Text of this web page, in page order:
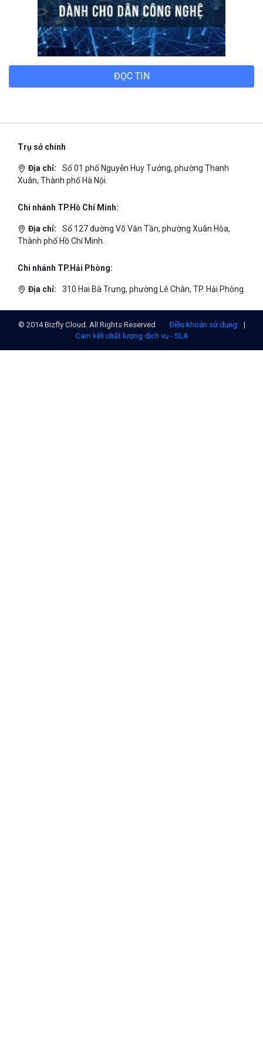
ĐỌC TIN
Trụ sở chính
Địa chỉ:
Số 01 phố Nguyễn Huy Tưởng, phường Thanh
Xuân, Thành phố Hà Nội.
Chi nhánh TP.Hồ Chí Minh:
Địa chỉ:
Số 127 đường Võ Văn Tần, phường Xuân Hòa,
Thành phố Hồ Chí Minh.
Chi nhánh TP.Hải Phòng:
Địa chỉ: 310 Hai Bà Trưng, phường Lê Chân, TP. Hải Phòng.
© 2014 Bizfly Cloud. All Rights Reserved Điều khoản sử dụng
|
Cam kết chất lượng dịch vụ - SLA